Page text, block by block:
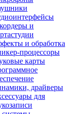
и
и обработка
процессоры
карты
драйверы
для